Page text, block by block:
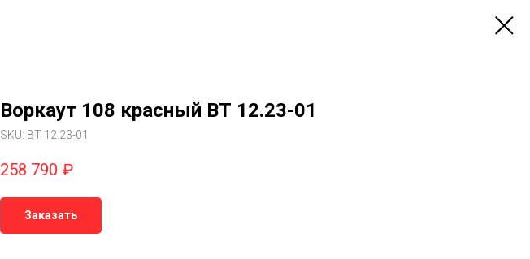
Воркаут 108 красный ВТ 12.23-01
SKU: ВТ 12.23-01
258 790 ₽
Заказать